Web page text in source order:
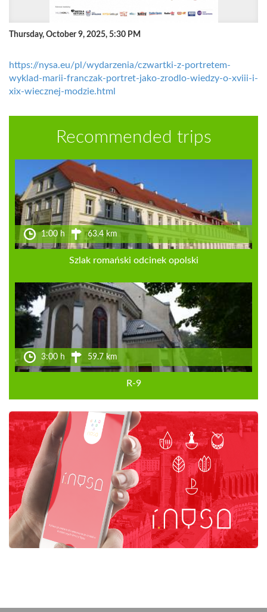
Thursday, October 9, 2025, 5:30 PM
https://nysa.eu/pl/wydarzenia/czwartki-z-portretem-
wyklad-marii-franczak-portret-jako-zrodlo-wiedzy-o-xviii-i-
xix-wiecznej-modzie.html
Recommended trips
1:00 h 63.4 km
Szlak romański odcinek opolski
3:00 h 59.7 km
R-9